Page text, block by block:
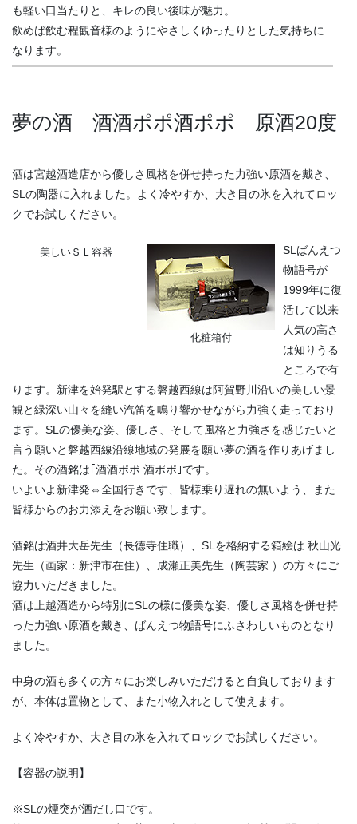
も軽い口当たりと、キレの良い後味が魅力。
飲めば飲む程観音様のようにやさしくゆったりとした気持ちに
なります。
夢の酒 酒酒ポポ酒ポポ 原酒20度
酒は宮越酒造店から優しさ風格を併せ持った力強い原酒を戴き、
SLの陶器に入れました。よく冷やすか、大き目の氷を入れてロッ
クでお試しください。
美しいＳＬ容器
化粧箱付
SLばんえつ
物語号が
1999年に復
活して以来
人気の高さ
は知りうる
ところで有
ります。新津を始発駅とする磐越西線は阿賀野川沿いの美しい景
観と緑深い山々を縫い汽笛を鳴り響かせながら力強く走っており
ます。SLの優美な姿、優しさ、そして風格と力強さを感じたいと
言う願いと磐越西線沿線地域の発展を願い夢の酒を作りあげまし
た。その酒銘は｢酒酒ポポ 酒ポポ｣です。
いよいよ新津発⇔全国行きです、皆様乗り遅れの無いよう、また
皆様からのお力添えをお願い致します。
酒銘は酒井大岳先生（長徳寺住職）、SLを格納する箱絵は 秋山光
先生（画家：新津市在住）、成瀬正美先生（陶芸家 ）の方々にご
協力いただきました。
酒は上越酒造から特別にSLの様に優美な姿、優しさ風格を併せ持
った力強い原酒を戴き、ばんえつ物語号にふさわしいものとなり
ました。
中身の酒も多くの方々にお楽しみいただけると自負しております
が、本体は置物として、また小物入れとして使えます。
よく冷やすか、大き目の氷を入れてロックでお試しください。
【容器の説明】
※SLの煙突が酒だし口です。